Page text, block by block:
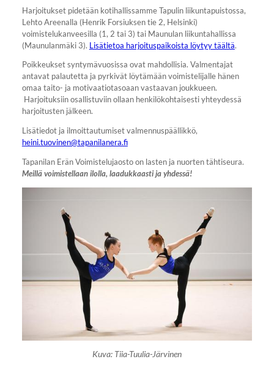
Harjoitukset pidetään kotihallissamme Tapulin liikuntapuistossa,
Lehto Areenalla (Henrik Forsiuksen tie 2, Helsinki)
voimistelukanveesilla (1, 2 tai 3) tai Maunulan liikuntahallissa
(Maunulanmäki 3). Lisätietoa harjoituspaikoista löytyy täältä.
Poikkeukset syntymävuosissa ovat mahdollisia. Valmentajat
antavat palautetta ja pyrkivät löytämään voimistelijalle hänen
omaa taito- ja motivaatiotasoaan vastaavan joukkueen.
Harjoituksiin osallistuviin ollaan henkilökohtaisesti yhteydessä
harjoitusten jälkeen.
Lisätiedot ja ilmoittautumiset valmennuspäällikkö,
heini.tuovinen@tapanilanera.fi
Tapanilan Erän Voimistelujaosto on lasten ja nuorten tähtiseura.
Meillä voimistellaan ilolla, laadukkaasti ja yhdessä!
Kuva: Tiia-Tuulia-Järvinen